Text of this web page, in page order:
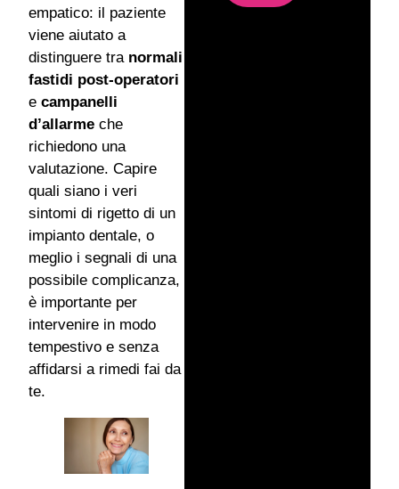
empatico: il paziente
viene aiutato a
distinguere tra normali
fastidi post-operatori
e campanelli
d’allarme che
richiedono una
valutazione. Capire
quali siano i veri
sintomi di rigetto di un
impianto dentale, o
meglio i segnali di una
possibile complicanza,
è importante per
intervenire in modo
tempestivo e senza
affidarsi a rimedi fai da
te.